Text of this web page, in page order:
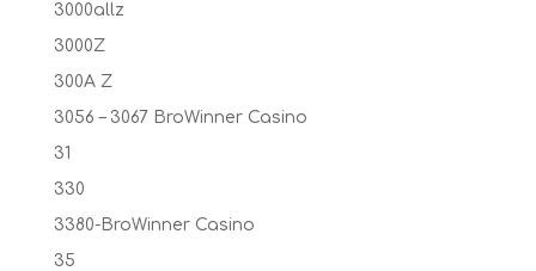
3000allz
3000Z
300A Z
3056 – 3067 BroWinner Casino
31
330
3380-BroWinner Casino
35